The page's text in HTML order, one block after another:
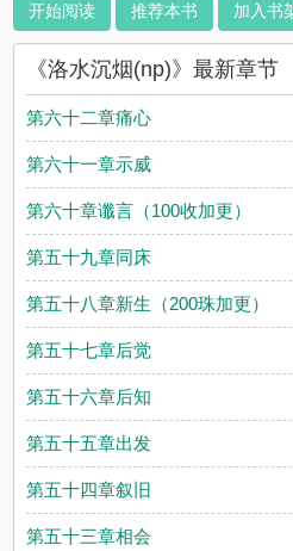
开始阅读 推荐本书 加入书
《洛水沉烟(np)》最新章节
第六十二章痛心
第六十一章示威
第六十章谶言（100收加更）
第五十九章同床
第五十八章新生（200珠加更）
第五十七章后觉
第五十六章后知
第五十五章出发
第五十四章叙旧
第五十三章相会